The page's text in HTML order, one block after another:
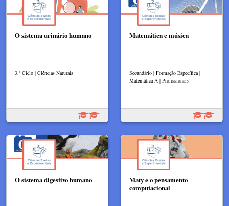
O sistema urinário humano
3.º Ciclo | Ciências Naturais
Matemática e música
Secundário | Formação Específica |
Matemática A | Profissionais
O sistema digestivo humano
Maty e o pensamento
computacional